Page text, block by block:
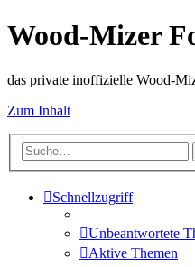
Wood-Mizer
das private inoffizielle Wood-
Zum Inhalt
Schnellzugriff
Unbeantwortete
Aktive Themen